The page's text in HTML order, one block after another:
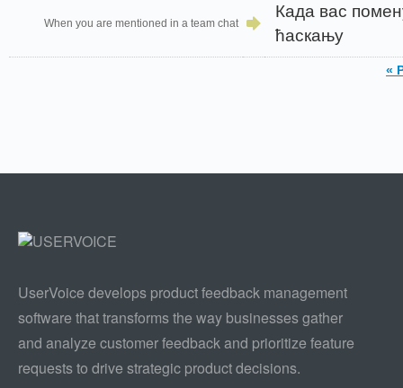
When you are mentioned in a team chat
Када вас
ћаскању
«
UserVoice develops product feedback management
software that transforms the way businesses gather
and analyze customer feedback and prioritize feature
requests to drive strategic product decisions.